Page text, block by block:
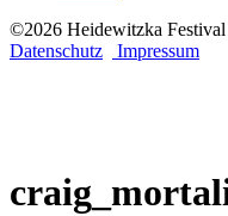
©2026 Heidewitzka
Datenschutz
Impressum